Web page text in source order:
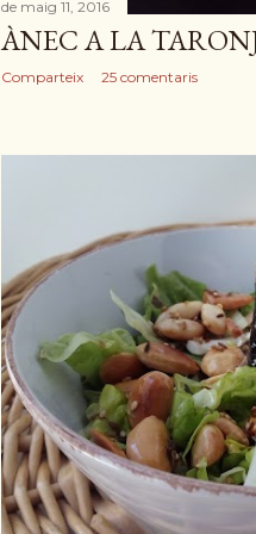
de maig 11, 2016
ÀNEC A LA
Comparteix 25 comentaris